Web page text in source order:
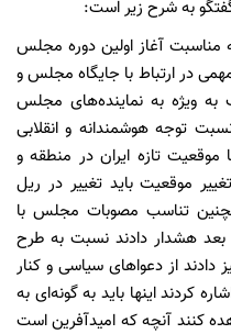
به شرح زیر است:
مناسبت آغاز اولین دوره مجلس
در ارتباط با جایگاه مجلس و
به ویژه به نماینده‌های مجلس
توجه هوشمندانه و انقلابی
موقعیت تازه ایران در منطقه و
موقعیت باید تغییر در ریل
تناسب مصوبات مجلس با
بعد هشدار دادند نسبت به طرح
از دعوا‌های سیاسی و کنار
کردند اینها باید به گونه‌ای به
کنند آنچه که امیدآفرین است